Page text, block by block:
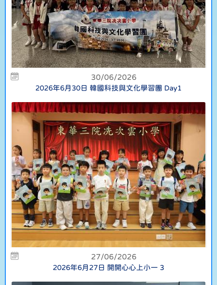
30/06/2026
2026年6月30日 韓國科技與文化學習團 Day1
27/06/2026
2026年6月27日 開開心心上小一 3